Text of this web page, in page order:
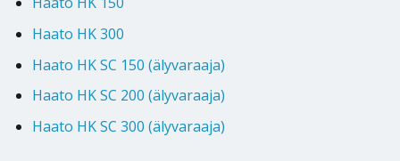
Haato HK 300
Haato HK SC 150 (älyvaraaja)
Haato HK SC 200 (älyvaraaja)
Haato HK SC 300 (älyvaraaja)